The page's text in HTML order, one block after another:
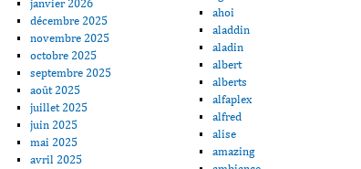
janvier 2026
décembre 2025
novembre 2025
octobre 2025
septembre 2025
août 2025
juillet 2025
juin 2025
mai 2025
avril 2025
ahoi
aladdin
aladin
albert
alberts
alfaplex
alfred
alise
amazing